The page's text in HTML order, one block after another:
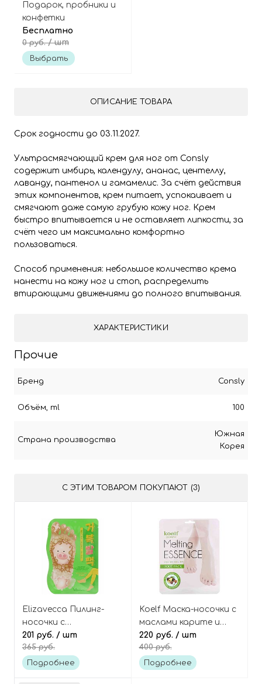
Подарок, пробники и
конфетки
Бесплатно
0 руб./ шт
Выбрать
ОПИСАНИЕ ТОВАРА
Срок годности до 03.11.2027.
Ультрасмягчающий крем для ног от Consly
содержит имбирь, календулу, ананас, центеллу,
лаванду, пантенол и гамамелис. За счёт действия
этих компонентов, крем питает, успокаивает и
смягчают даже самую грубую кожу ног. Крем
быстро впитывается и не оставляет липкости, за
счёт чего им максимально комфортно
пользоваться.
Способ применения: небольшое количество крема
нанести на кожу ног и стоп, распределить
втирающими движениями до полного впитывания.
ХАРАКТЕРИСТИКИ
Прочие
Бренд Consly
Объём, ml 100
Страна производства
Южная
Корея
С ЭТИМ ТОВАРОМ ПОКУПАЮТ (3)
Elizavecca Пилинг-
носочки с
фруктовыми
кислотами Witch piggy
hell-pore turtle's foot
201 руб. / шт
365 руб.
Подробнее
Koelf Маска-носочки с
маслами карите и
авокадо, Melting
essence foot pack
220 руб. / шт
400 руб.
Подробнее